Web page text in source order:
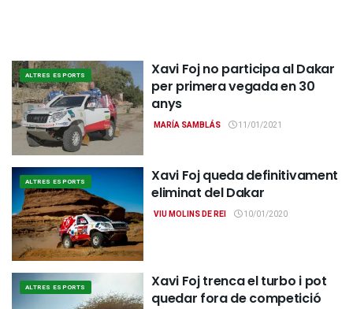
ALTRES ESPORTS
Xavi Foj no participa al Dakar
per primera vegada en 30
anys
MARÍA SAMBLÁS 11/01/2021
ALTRES ESPORTS
Xavi Foj queda definitivament
eliminat del Dakar
VIU MOLINS DE REI 10/01/2020
ALTRES ESPORTS
Xavi Foj trenca el turbo i pot
quedar fora de competició